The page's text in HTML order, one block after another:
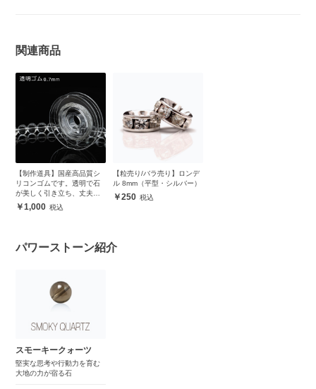
関連商品
【制作道具】国産高品質シ
リコンゴムです。透明で石
が美しく引き立ち、丈夫で
安心1,000
【粒売り/バラ売り】ロンデ
ル 8mm（平型・シルバー）
250
パワーストーン紹介
スモーキークォーツ
堅実な思考や行動力を育む
大地の力が宿る石